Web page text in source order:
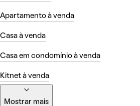
Apartamento à venda
Casa à venda
Casa em condomínio à venda
Kitnet à venda
Mostrar mais